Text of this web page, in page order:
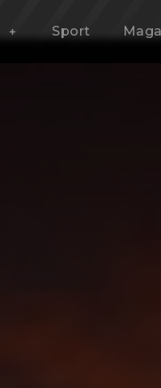
Sport